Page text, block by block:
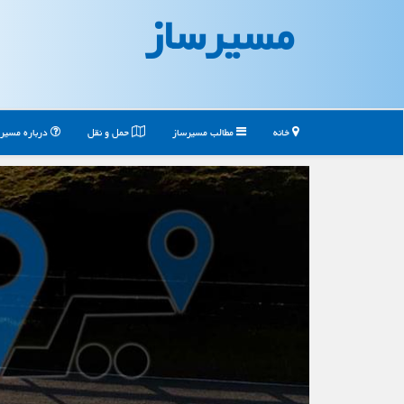
مسیرساز
خانه مطالب مسیرساز حمل و نقل درباره